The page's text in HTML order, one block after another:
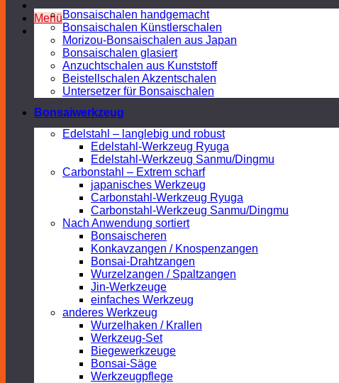
MenüBonsaischalen handgemacht
Bonsaischalen Künstlerschalen
Morizou-Bonsaischalen aus Japan
Bonsaischalen glasiert
Anzuchtschalen aus Kunststoff
Beistellschalen Akzentschalen
Untersetzer für Bonsaischalen
Bonsaiwerkzeug
Edelstahl – langlebig und robust
Edelstahl-Werkzeug Ryuga
Edelstahl-Werkzeug Sanmu/Dingmu
Carbonstahl – Extrem scharf
japanisches Werkzeug
Carbonstahl-Werkzeug Ryuga
Carbonstahl-Werkzeug Sanmu/Dingmu
Nach Anwendung sortiert
Bonsaischeren
Konkavzangen / Knospenzangen
Bonsai-Drahtzangen
Wurzelzangen / Spaltzangen
Jin-Werkzeuge
einfaches Werkzeug
anderes Werkzeug
Wurzelhaken / Krallen
Werkzeug-Set
Biegewerkzeuge
Bonsai-Säge
Werkzeugpflege